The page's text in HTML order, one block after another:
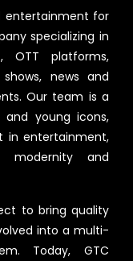
entertainment for
specializing in
OTT platforms,
news and
Our team is a
young icons,
in entertainment,
modernity and
to bring quality
into a multi-
Today, GTC